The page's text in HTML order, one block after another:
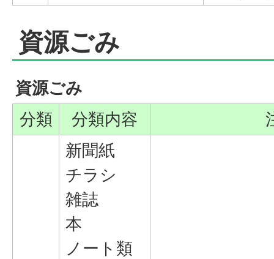
資源ごみ
資源ごみ
分類
分類内容
新聞紙
チラシ
雑誌
本
ノート類